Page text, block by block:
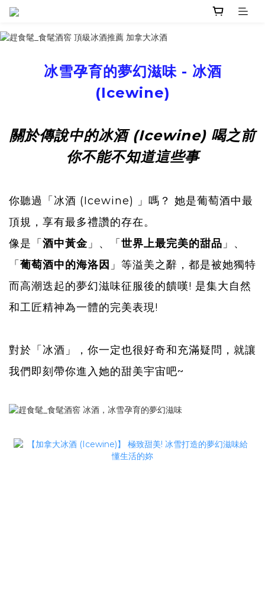
冰雪孕育的夢幻滋味 - 冰酒
(Icewine)
關於傳說中的冰酒 (Icewine) 喝之前
你不能不知道這些事
你聽過「冰酒 (Icewine) 」嗎？ 她是葡萄酒中最
頂規，享有最多禮讚的存在。
像是「 酒中黃金 」、「 世界上最完美的甜品 」、
「 葡萄酒中的海洛因 」等溢美之辭，都是被她獨特
而高潮迭起的夢幻滋味征服後的饋嘆! 是集大自然
和工匠精神為一體的完美表現!
對於「冰酒」，你一定也很好奇和充滿疑問，就讓
我們即刻 帶你進入她的甜美宇宙吧~